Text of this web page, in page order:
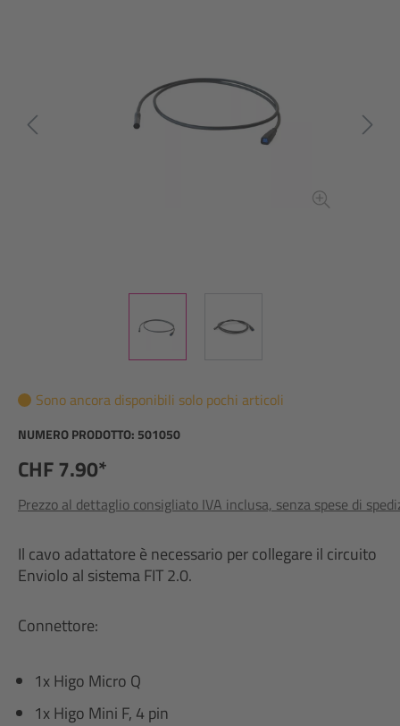
Sono ancora disponibili solo pochi articoli
NUMERO PRODOTTO: 501050
CHF 7.90*
Prezzo al dettaglio consigliato IVA inclusa, senza spese di
Il cavo adattatore è necessario per collegare il circuito
Enviolo al sistema FIT 2.0.
Connettore:
1x Higo Micro Q
1x Higo Mini F, 4 pin